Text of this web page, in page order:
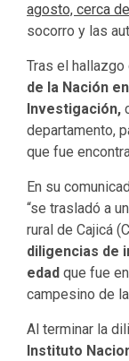
agosto, cerca
socorro y las
Tras el hallazgo
de la Nación
Investigación,
departamento,
que fue
En su
“se trasladó a
rural de Cajicá
diligencias de
edad que fue
campesino de la
Al terminar la
Instituto